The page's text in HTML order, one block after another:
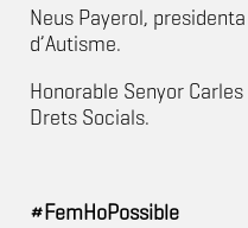
Neus Payerol,
d’Autisme.
Honorable Senyor
Drets Socials.
#FemHoPossible